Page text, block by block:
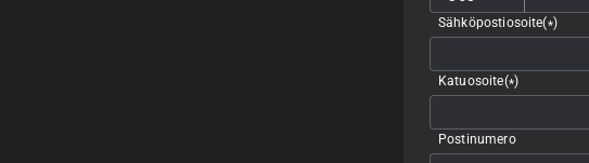
Sähköpostiosoite(*)
Katuosoite(*)
Postinumero